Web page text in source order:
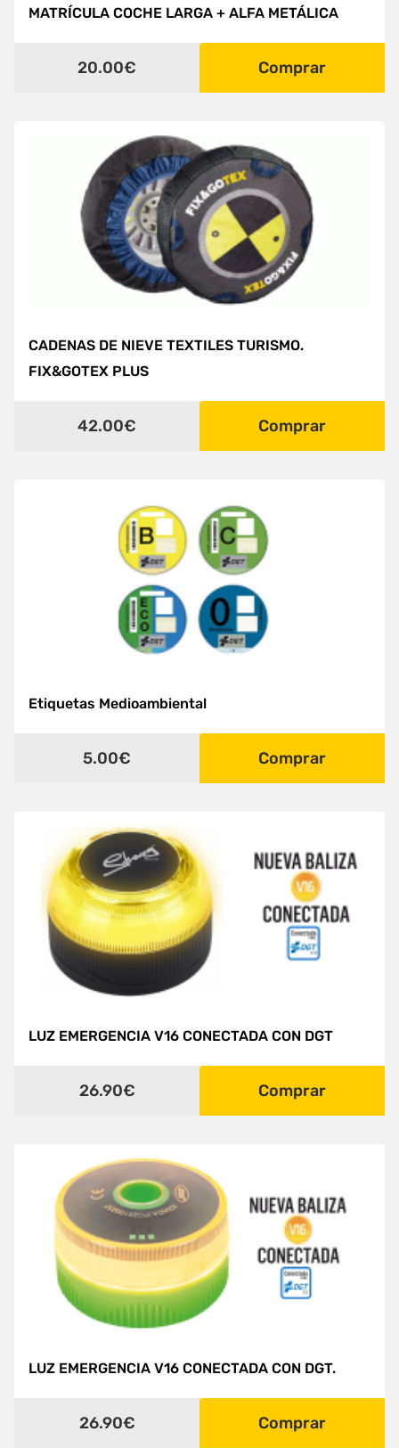
MATRÍCULA COCHE LARGA + ALFA METÁLICA
20.00€ Comprar
CADENAS DE NIEVE TEXTILES TURISMO.
FIX&GOTEX PLUS
42.00€ Comprar
Etiquetas Medioambiental
5.00€ Comprar
LUZ EMERGENCIA V16 CONECTADA CON DGT
26.90€ Comprar
LUZ EMERGENCIA V16 CONECTADA CON DGT.
26.90€ Comprar